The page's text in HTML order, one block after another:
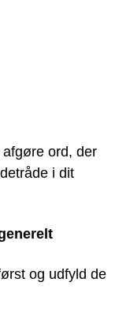
ord, der
i dit
og udfyld de